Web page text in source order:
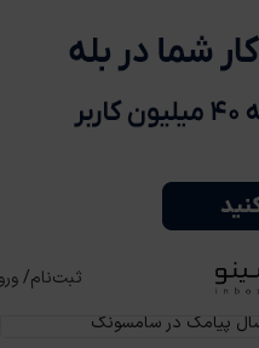
ثبت‌نام/
پیامک در سامسونگ